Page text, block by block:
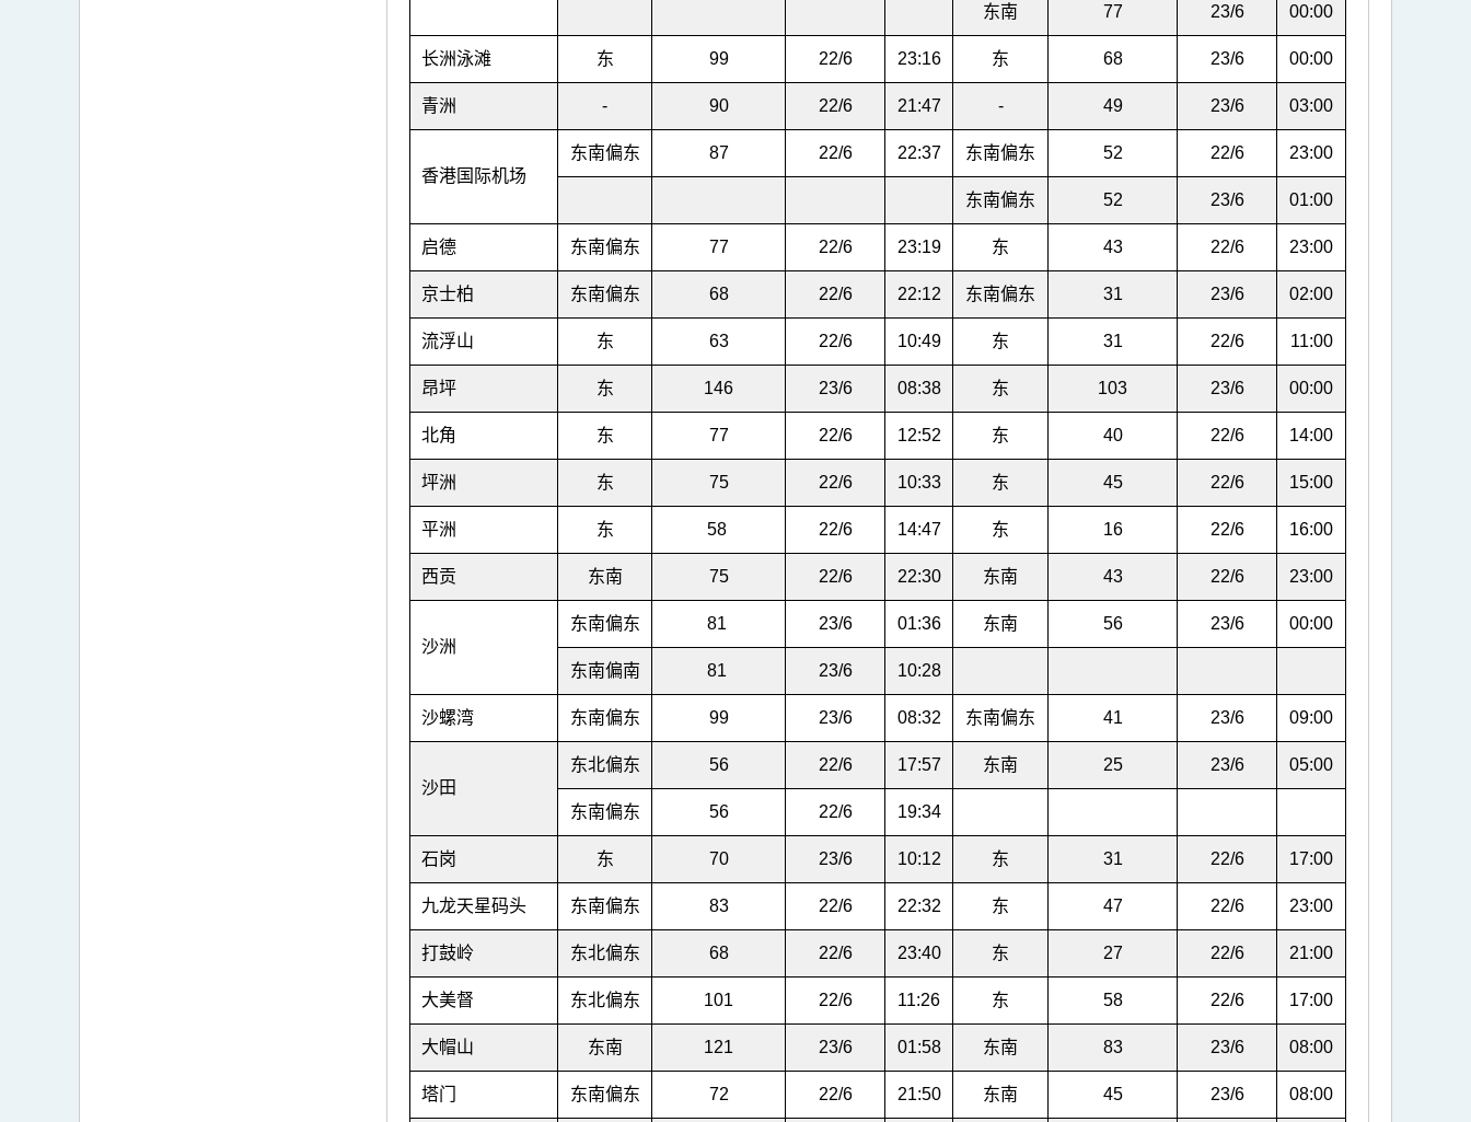
东南 77 23/6 00:00
长洲泳滩 东 99 22/6 23:16 东 68 23/6 00:00
青洲 - 90 22/6 21:47 - 49 23/6 03:00
香港国际机场
东南偏东 87 22/6 22:37 东南偏东 52 22/6 23:00
东南偏东 52 23/6 01:00
启德 东南偏东 77 22/6 23:19 东 43 22/6 23:00
京士柏 东南偏东 68 22/6 22:12 东南偏东 31 23/6 02:00
流浮山 东 63 22/6 10:49 东 31 22/6 11:00
昂坪 东 146 23/6 08:38 东 103 23/6 00:00
北角 东 77 22/6 12:52 东 40 22/6 14:00
坪洲 东 75 22/6 10:33 东 45 22/6 15:00
平洲 东 58 22/6 14:47 东 16 22/6 16:00
西贡 东南 75 22/6 22:30 东南 43 22/6 23:00
沙洲
东南偏东 81 23/6 01:36 东南 56 23/6 00:00
东南偏南 81 23/6 10:28
沙螺湾 东南偏东 99 23/6 08:32 东南偏东 41 23/6 09:00
沙田
东北偏东 56 22/6 17:57 东南 25 23/6 05:00
东南偏东 56 22/6 19:34
石岗 东 70 23/6 10:12 东 31 22/6 17:00
九龙天星码头 东南偏东 83 22/6 22:32 东 47 22/6 23:00
打鼓岭 东北偏东 68 22/6 23:40 东 27 22/6 21:00
大美督 东北偏东 101 22/6 11:26 东 58 22/6 17:00
大帽山 东南 121 23/6 01:58 东南 83 23/6 08:00
塔门 东南偏东 72 22/6 21:50 东南 45 23/6 08:00